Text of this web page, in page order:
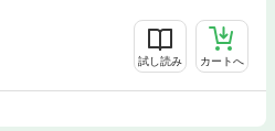
試し読み カートへ